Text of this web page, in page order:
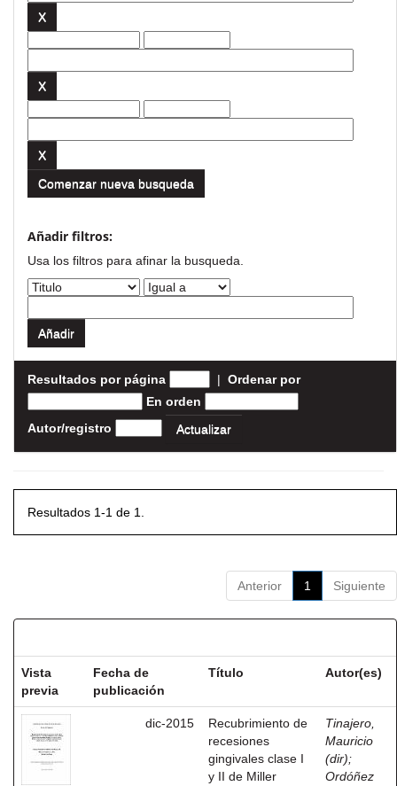
Comenzar nueva busqueda
Añadir filtros:
Usa los filtros para afinar la busqueda.
Resultados por página | Ordenar por
En orden
Autor/registro
Resultados 1-1 de 1.
Anterior 1 Siguiente
Vista
previa
Fecha de
publicación
Título Autor(es)
dic-2015
Recubrimiento de
recesiones
gingivales clase I
y II de Miller
Tinajero,
Mauricio
(dir);
Ordóñez